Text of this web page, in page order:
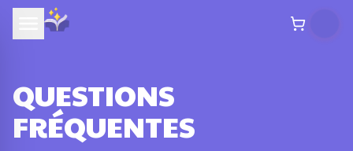
QUESTIONS
FRÉQUENTES